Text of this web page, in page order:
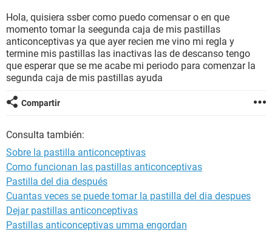
BIENESTAR
SEXUALIDAD
GLOSARIO
Hola, quisiera ssber como puedo comensar o en que
momento tomar la seegunda caja de mis pastillas
anticonceptivas ya que ayer recien me vino mi regla y
termine mis pastillas las inactivas las de descanso tengo
que esperar que se me acabe mi periodo para comenzar la
segunda caja de mis pastillas ayuda
Compartir
Consulta también:
Sobre la pastilla anticonceptivas
Como funcionan las pastillas anticonceptivas
Pastilla del dia después
Cuantas veces se puede tomar la pastilla del dia despues
Dejar pastillas anticonceptivas
Pastillas anticonceptivas umma engordan